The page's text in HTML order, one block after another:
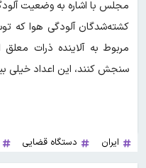
مجلس با اشاره به وضعیت
کشته‌شدگان آلودگی هوا که
مربوط به آلاینده ذرات معلق
سنجش کنند، این اعداد خیلی
ایران دستگاه قضایی